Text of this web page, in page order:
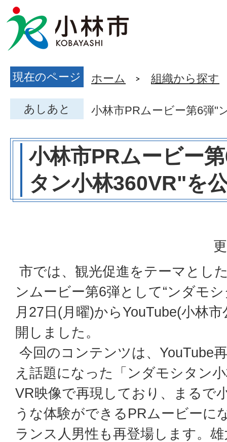
現在のページ ホーム 組織から探す
あしあと 小林市PRムービー第6弾"
小林市PRムービー
タン小林360VR"を
市では、観光促進をテーマとし
ンムービー第6弾として“ンダモ
月27日(月曜)からYouTube(小林
開しました。
今回のコンテンツは、YouTube
え話題になった「ンダモシタン
VR映像で再現しており、まるで
うな体験ができるPRムービーに
ランス人男性も再登場します。